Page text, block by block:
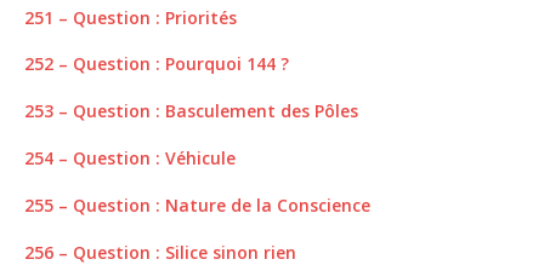
251 – Question : Priorités
252 – Question : Pourquoi 144 ?
253 – Question : Basculement des Pôles
254 – Question : Véhicule
255 – Question : Nature de la Conscience
256 – Question : Silice sinon rien